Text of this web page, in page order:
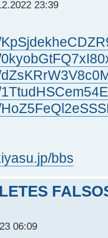
23:39
bbs
06:09